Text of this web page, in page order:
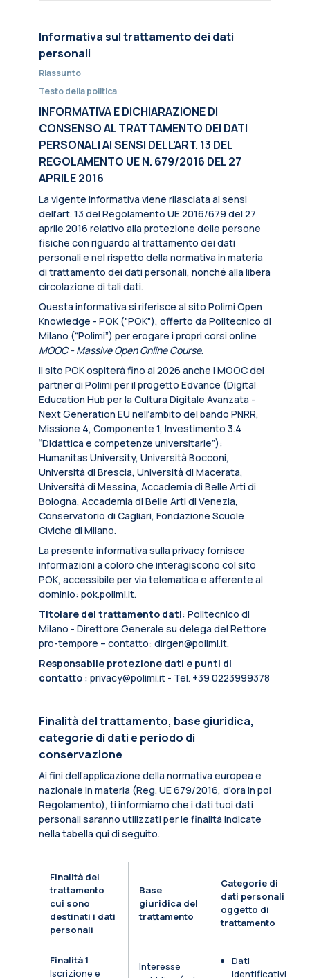
Informativa sul trattamento dei dati
personali
Riassunto
Testo della politica
INFORMATIVA E DICHIARAZIONE DI
CONSENSO AL TRATTAMENTO DEI DATI
PERSONALI AI SENSI DELL'ART. 13 DEL
REGOLAMENTO UE N. 679/2016 DEL 27
APRILE 2016
La vigente informativa viene rilasciata ai sensi
dell’art. 13 del Regolamento UE 2016/679 del 27
aprile 2016 relativo alla protezione delle persone
fisiche con riguardo al trattamento dei dati
personali e nel rispetto della normativa in materia
di trattamento dei dati personali, nonché alla libera
circolazione di tali dati.
Questa informativa si riferisce al sito Polimi Open
Knowledge - POK ("POK"), offerto da Politecnico di
Milano (“Polimi”) per erogare i propri corsi online
MOOC - Massive Open Online Course.
Il sito POK ospiterà fino al 2026 anche i MOOC dei
partner di Polimi per il progetto Edvance (Digital
Education Hub per la Cultura Digitale Avanzata -
Next Generation EU nell’ambito del bando PNRR,
Missione 4, Componente 1, Investimento 3.4
“Didattica e competenze universitarie”):
Humanitas University, Università Bocconi,
Università di Brescia, Università di Macerata,
Università di Messina, Accademia di Belle Arti di
Bologna, Accademia di Belle Arti di Venezia,
Conservatorio di Cagliari, Fondazione Scuole
Civiche di Milano.
La presente informativa sulla privacy fornisce
informazioni a coloro che interagiscono col sito
POK, accessibile per via telematica e afferente al
dominio: pok.polimi.it.
Titolare del trattamento dati: Politecnico di
Milano - Direttore Generale su delega del Rettore
pro-tempore – contatto: dirgen@polimi.it.
Responsabile protezione dati e punti di
contatto : privacy@polimi.it - Tel. +39 0223999378
Finalità del trattamento, base giuridica,
categorie di dati e periodo di
conservazione
Ai fini dell’applicazione della normativa europea e
nazionale in materia (Reg. UE 679/2016, d’ora in poi
Regolamento), ti informiamo che i dati tuoi dati
personali saranno utilizzati per le finalità indicate
nella tabella qui di seguito.
Finalità del
trattamento
cui sono
destinati i dati
personali
Base
giuridica del
trattamento
Categorie di
dati personali
oggetto di
trattamento
Finalità 1
Iscrizione e
Interesse
Dati
identificativi